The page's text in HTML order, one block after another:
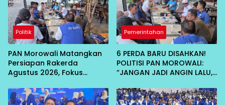
Politik
PAN Morowali Matangkan
Persiapan Rakerda
Agustus 2026, Fokus
untuk Masyarakat
Pemerintahan
6 PERDA BARU DISAHKAN!
POLITISI PAN MOROWALI:
“JANGAN JADI ANGIN LALU,